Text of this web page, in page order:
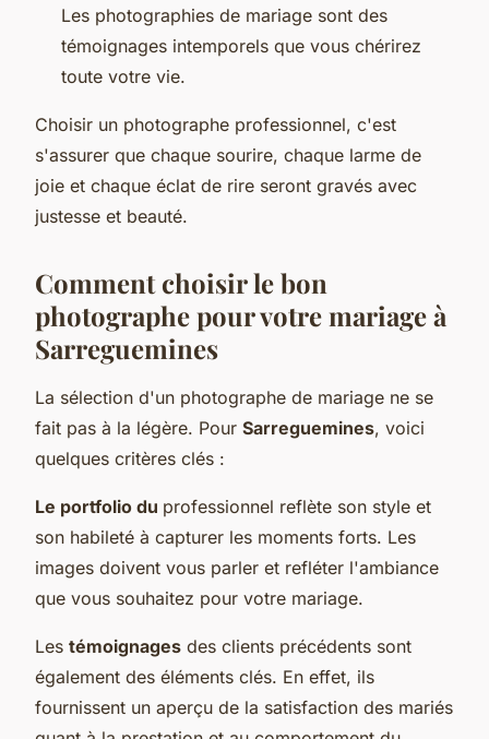
Les photographies de mariage sont des
témoignages intemporels que vous chérirez
toute votre vie.
Choisir un photographe professionnel, c'est
s'assurer que chaque sourire, chaque larme de
joie et chaque éclat de rire seront gravés avec
justesse et beauté.
Comment choisir le bon
photographe pour votre mariage à
Sarreguemines
La sélection d'un photographe de mariage ne se
fait pas à la légère. Pour Sarreguemines, voici
quelques critères clés :
Le portfolio du professionnel reflète son style et
son habileté à capturer les moments forts. Les
images doivent vous parler et refléter l'ambiance
que vous souhaitez pour votre mariage.
Les témoignages des clients précédents sont
également des éléments clés. En effet, ils
fournissent un aperçu de la satisfaction des mariés